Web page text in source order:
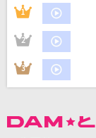
1
2
3